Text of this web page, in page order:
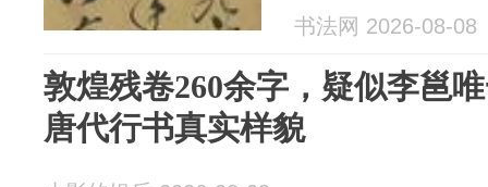
书法网 2026-08-08
敦煌残卷260余字，疑似李邕
唐代行书真实样貌